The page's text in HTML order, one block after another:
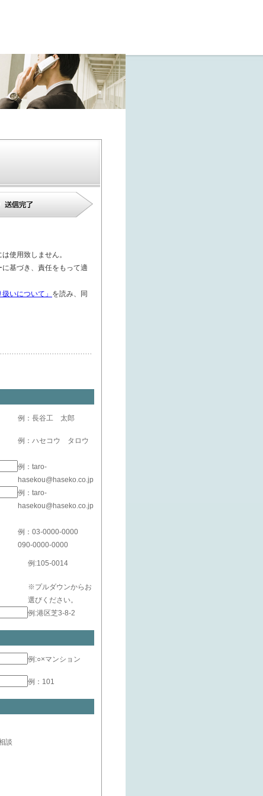
使用致しません。
基づき、責任をもって適
いについて」 を読み、同
例：長谷工 太郎
例：ハセコウ タロウ
例：taro-
hasekou@haseko.co.jp
例：taro-
hasekou@haseko.co.jp
例：03-0000-0000
090-0000-0000
例:105-0014
※プルダウンからお
選びください。
例:港区芝3-8-2
例:○×マンション
例：101
談